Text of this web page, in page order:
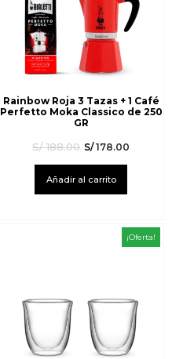
Rainbow Roja 3 Tazas + 1 Café
Perfetto Moka Classico de 250
GR
S/188.00 S/178.00
Añadir al carrito
¡Oferta!